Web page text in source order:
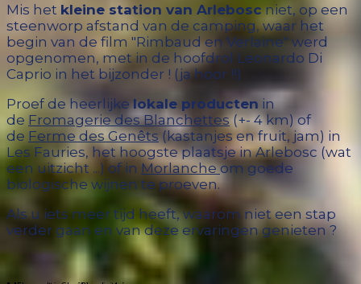
Mis het kleine station van Arleboscniet, op een
steenworp afstand van de camping, waar het
begin van de film "Rimbaud en Verlaine" werd
opgenomen, met in de hoofdrol Leonardo Di
Caprio in het bijzonder ! (ja hoor !!)
Proef de heerlijkelokale producten in
de Fromagerie des Blanchettes(+- 4 km) of
de Ferme des Genêts (kastanjes en fruit, jam) in
Les Fauries, het hoogste plaatsje in Arlebosc (wat
een uitzicht ...) of in Morlancheom goede
biologische wijnen te proeven.
Als u iets meer tijd heeft, waarom niet een stap
verder gaan en van deze ervaringen genieten ?